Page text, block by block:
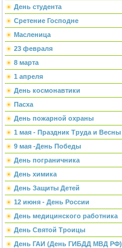
День студента
Сретение Господне
Масленица
23 февраля
8 марта
1 апреля
День космонавтики
Пасха
День пожарной охраны
1 мая - Праздник Труда и Весны
9 мая -День Победы
День пограничника
День химика
День Защиты Детей
12 июня - День России
День медицинского работника
День Святой Троицы
День ГАИ (День ГИБДД МВД РФ)